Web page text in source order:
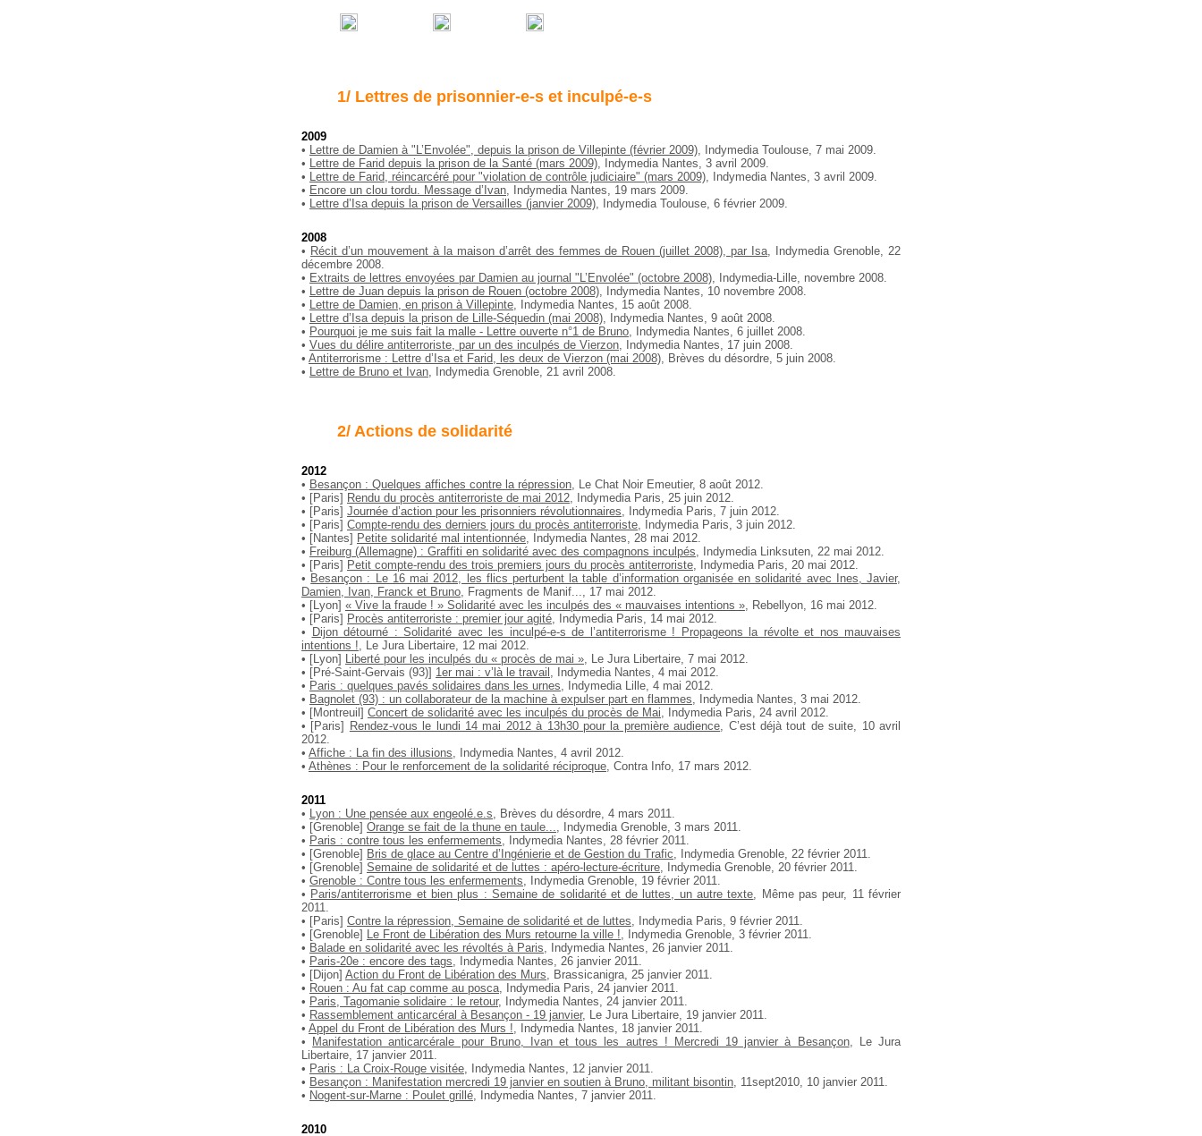
1/ Lettres de prisonnier-e-s et inculpé-e-s
2009
•
Lettre de Damien à "L’Envolée", depuis la prison de Villepinte (février 2009) , Indymedia Toulouse, 7 mai 2009.
•
Lettre de Farid depuis la prison de la Santé (mars 2009) , Indymedia Nantes, 3 avril 2009.
•
Lettre de Farid, réincarcéré pour "violation de contrôle judiciaire" (mars 2009) , Indymedia Nantes, 3 avril 2009.
• Encore un clou tordu. Message d’Ivan , Indymedia Nantes, 19 mars 2009.
•
Lettre d’Isa depuis la prison de Versailles (janvier 2009) , Indymedia Toulouse, 6 février 2009.
2008
• Récit d’un mouvement à la maison d’arrêt des femmes de Rouen (juillet 2008), par Isa , Indymedia Grenoble, 22
décembre 2008.
• Extraits de lettres envoyées par Damien au journal "L’Envolée" (octobre 2008) , Indymedia-Lille, novembre 2008.
•
Lettre de Juan depuis la prison de Rouen (octobre 2008) , Indymedia Nantes, 10 novembre 2008.
•
Lettre de Damien, en prison à Villepinte , Indymedia Nantes, 15 août 2008.
•
Lettre d’Isa depuis la prison de Lille-Séquedin (mai 2008) , Indymedia Nantes, 9 août 2008.
• Pourquoi je me suis fait la malle - Lettre ouverte n°1 de Bruno , Indymedia Nantes, 6 juillet 2008.
• Vues du délire antiterroriste, par un des inculpés de Vierzon , Indymedia Nantes, 17 juin 2008.
• Antiterrorisme : Lettre d’Isa et Farid, les deux de Vierzon (mai 2008) , Brèves du désordre, 5 juin 2008.
•
Lettre de Bruno et Ivan , Indymedia Grenoble, 21 avril 2008.
2/ Actions de solidarité
2012
• Besançon : Quelques affiches contre la répression , Le Chat Noir Emeutier, 8 août 2012.
• [Paris] Rendu du procès antiterroriste de mai 2012 , Indymedia Paris, 25 juin 2012.
• [Paris] Journée d’action pour les prisonniers révolutionnaires , Indymedia Paris, 7 juin 2012.
• [Paris] Compte-rendu des derniers jours du procès antiterroriste , Indymedia Paris, 3 juin 2012.
• [Nantes] Petite solidarité mal intentionnée , Indymedia Nantes, 28 mai 2012.
• Freiburg (Allemagne) : Graffiti en solidarité avec des compagnons inculpés , Indymedia Linksuten, 22 mai 2012.
• [Paris] Petit compte-rendu des trois premiers jours du procès antiterroriste , Indymedia Paris, 20 mai 2012.
• Besançon : Le 16 mai 2012, les flics perturbent la table d’information organisée en solidarité avec Ines, Javier,
Damien, Ivan, Franck et Bruno , Fragments de Manif..., 17 mai 2012.
• [Lyon] « Vive la fraude ! » Solidarité avec les inculpés des « mauvaises intentions » , Rebellyon, 16 mai 2012.
• [Paris] Procès antiterroriste : premier jour agité , Indymedia Paris, 14 mai 2012.
•
Dijon détourné : Solidarité avec les inculpé-e-s de l’antiterrorisme ! Propageons la révolte et nos mauvaises
intentions ! , Le Jura Libertaire, 12 mai 2012.
• [Lyon]
Liberté pour les inculpés du « procès de mai » , Le Jura Libertaire, 7 mai 2012.
• [Pré-Saint-Gervais (93)] 1er mai : v’là le travail
, Indymedia Nantes, 4 mai 2012.
• Paris : quelques pavés solidaires dans les urnes , Indymedia Lille, 4 mai 2012.
• Bagnolet (93) : un collaborateur de la machine à expulser part en flammes , Indymedia Nantes, 3 mai 2012.
• [Montreuil] Concert de solidarité avec les inculpés du procès de Mai , Indymedia Paris, 24 avril 2012.
• [Paris]
Rendez-vous le lundi 14 mai 2012 à 13h30 pour la première audience , C’est déjà tout de suite, 10 avril
2012.
• Affiche : La fin des illusions , Indymedia Nantes, 4 avril 2012.
• Athènes : Pour le renforcement de la solidarité réciproque , Contra Info, 17 mars 2012.
2011
•
Lyon : Une pensée aux engeolé.e.s , Brèves du désordre, 4 mars 2011.
• [Grenoble] Orange se fait de la thune en taule...
, Indymedia Grenoble, 3 mars 2011.
• Paris : contre tous les enfermements , Indymedia Nantes, 28 février 2011.
• [Grenoble] Bris de glace au Centre d’Ingénierie et de Gestion du Trafic , Indymedia Grenoble, 22 février 2011.
• [Grenoble] Semaine de solidarité et de luttes : apéro-lecture-écriture , Indymedia Grenoble, 20 février 2011.
• Grenoble : Contre tous les enfermements , Indymedia Grenoble, 19 février 2011.
• Paris/antiterrorisme et bien plus : Semaine de solidarité et de luttes, un autre texte , Même pas peur, 11 février
2011.
• [Paris] Contre la répression, Semaine de solidarité et de luttes , Indymedia Paris, 9 février 2011.
• [Grenoble]
Le Front de Libération des Murs retourne la ville ! , Indymedia Grenoble, 3 février 2011.
• Balade en solidarité avec les révoltés à Paris , Indymedia Nantes, 26 janvier 2011.
• Paris-20e : encore des tags , Indymedia Nantes, 26 janvier 2011.
• [Dijon] Action du Front de Libération des Murs , Brassicanigra, 25 janvier 2011.
• Rouen : Au fat cap comme au posca , Indymedia Paris, 24 janvier 2011.
• Paris, Tagomanie solidaire : le retour, Indymedia Nantes, 24 janvier 2011.
• Rassemblement anticarcéral à Besançon - 19 janvier, Le Jura Libertaire, 19 janvier 2011.
• Appel du Front de Libération des Murs ! , Indymedia Nantes, 18 janvier 2011.
•
Manifestation anticarcérale pour Bruno, Ivan et tous les autres ! Mercredi 19 janvier à Besançon, Le Jura
Libertaire, 17 janvier 2011.
• Paris : La Croix-Rouge visitée , Indymedia Nantes, 12 janvier 2011.
• Besançon : Manifestation mercredi 19 janvier en soutien à Bruno, militant bisontin , 11sept2010, 10 janvier 2011.
• Nogent-sur-Marne : Poulet grillé , Indymedia Nantes, 7 janvier 2011.
2010